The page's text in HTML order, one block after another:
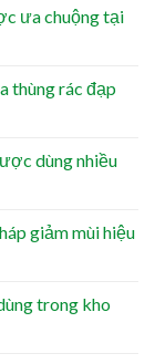
ưa chuộng tại
thùng rác đạp
dùng nhiều
giảm mùi hiệu
trong kho